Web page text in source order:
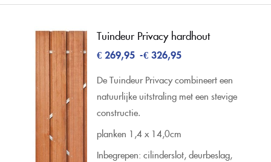
Tuindeur Privacy hardhout
€269,95 -€326,95
De Tuindeur Privacy combineert een
natuurlijke uitstraling met een stevige
constructie.
planken 1,4 x 14,0cm
Inbegrepen: cilinderslot, deurbeslag,